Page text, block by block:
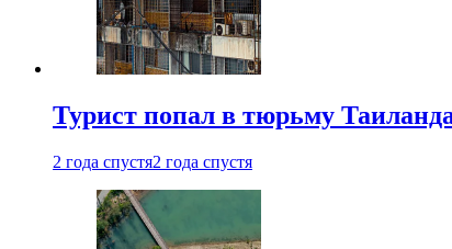
Турист попал в тюрьму
2 года спустя2 года спустя